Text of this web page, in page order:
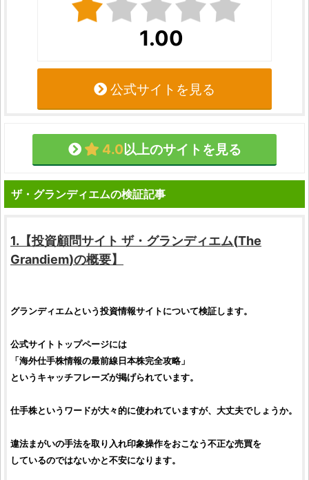
1.00
公式サイトを見る
4.0以上のサイトを見る
ザ・グランディエムの検証記事
1.【投資顧問サイト ザ・グランディエム(The
Grandiem)の概要】
グランディエムという投資情報サイトについて検証します。
公式サイトトップページには
「海外仕手株情報の最前線日本株完全攻略」
というキャッチフレーズが掲げられています。
仕手株というワードが大々的に使われていますが、大丈夫でしょうか。
違法まがいの手法を取り入れ印象操作をおこなう不正な売買を
しているのではないかと不安になります。